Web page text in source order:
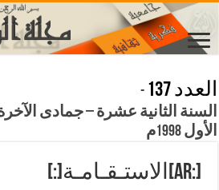
العدد 137
-
الأول 1998م
[:ar]الاستـقـامـة[:]